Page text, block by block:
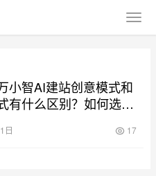
小智AI建站创意模式和
有什么区别？如何选
日 17